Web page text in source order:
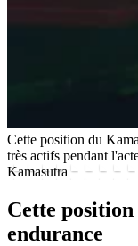
Cette position du
très actifs pendant
Kamasutra
Cette
endurance